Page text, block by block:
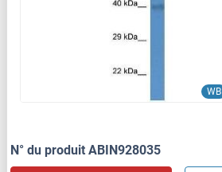
WB
N° du produit ABIN928035